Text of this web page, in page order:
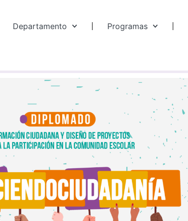
Departamento Programas